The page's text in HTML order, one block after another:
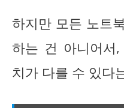
하지만 모든 노트
하는 건 아니어서
치가 다를 수 있다